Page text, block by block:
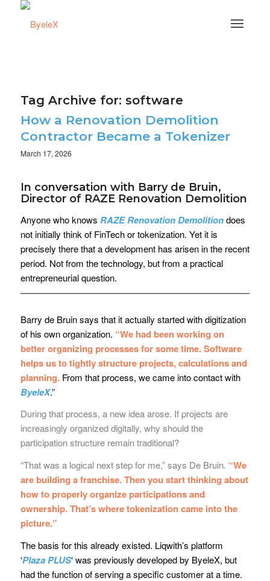
Tag Archive for: software
How a Renovation Demolition
Contractor Became a Tokenizer
March 17, 2026
In conversation with Barry de Bruin,
Director of RAZE Renovation Demolition
Anyone who knows RAZE Renovation Demolitiondoes
not initially think of FinTech or tokenization. Yet it is
precisely there that a development has arisen in the recent
period. Not from the technology, but from a practical
entrepreneurial question.
Barry de Bruin says that it actually started with digitization
of his own organization. “We had been working on
better organizing processes for some time. Software
helps us to tightly structure projects, calculations and
planning. From that process, we came into contact with
ByeleX.”
During that process, a new idea arose. If projects are
increasingly organized digitally, why should the
participation structure remain traditional?
“That was a logical next step for me,” says De Bruin. “We
are building a franchise. Then you start thinking about
how to properly organize participations and
ownership. That’s where tokenization came into the
picture.”
The basis for this already existed. Liqwith’s platform
‘Plaza PLUS‘ was previously developed by ByeleX, but
had the function of serving a specific customer at a time.